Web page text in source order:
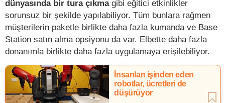
dünyasında bir tura çıkmagibi eğitici etkinlikler
sorunsuz bir şekilde yapılabiliyor. Tüm bunlara rağmen
müşterilerin paketle birlikte daha fazla kumanda ve Base
Station satın alma opsiyonu da var. Elbette daha fazla
donanımla birlikte daha fazla uygulamaya erişilebiliyor.
İnsanları işinden eden
robotlar, ücretleri de
düşürüyor